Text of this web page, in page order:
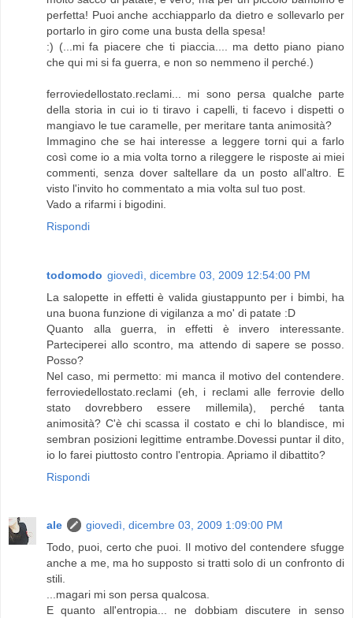
perfetta! Puoi anche acchiapparlo da dietro e sollevarlo per
portarlo in giro come una busta della spesa!
:) (...mi fa piacere che ti piaccia.... ma detto piano piano
che qui mi si fa guerra, e non so nemmeno il perché.)
ferroviedellostato.reclami... mi sono persa qualche parte
della storia in cui io ti tiravo i capelli, ti facevo i dispetti o
mangiavo le tue caramelle, per meritare tanta animosità?
Immagino che se hai interesse a leggere torni qui a farlo
così come io a mia volta torno a rileggere le risposte ai miei
commenti, senza dover saltellare da un posto all'altro. E
visto l'invito ho commentato a mia volta sul tuo post.
Vado a rifarmi i bigodini.
Rispondi
todomodo giovedì, dicembre 03, 2009 12:54:00 PM
La salopette in effetti è valida giustappunto per i bimbi, ha
una buona funzione di vigilanza a mo' di patate :D
Quanto alla guerra, in effetti è invero interessante.
Parteciperei allo scontro, ma attendo di sapere se posso.
Posso?
Nel caso, mi permetto: mi manca il motivo del contendere.
ferroviedellostato.reclami (eh, i reclami alle ferrovie dello
stato dovrebbero essere millemila), perché tanta
animosità? C'è chi scassa il costato e chi lo blandisce, mi
sembran posizioni legittime entrambe.Dovessi puntar il dito,
io lo farei piuttosto contro l'entropia. Apriamo il dibattito?
Rispondi
ale
giovedì, dicembre 03, 2009 1:09:00 PM
Todo, puoi, certo che puoi. Il motivo del contendere sfugge
anche a me, ma ho supposto si tratti solo di un confronto di
stili.
...magari mi son persa qualcosa.
E quanto all'entropia... ne dobbiam discutere in senso